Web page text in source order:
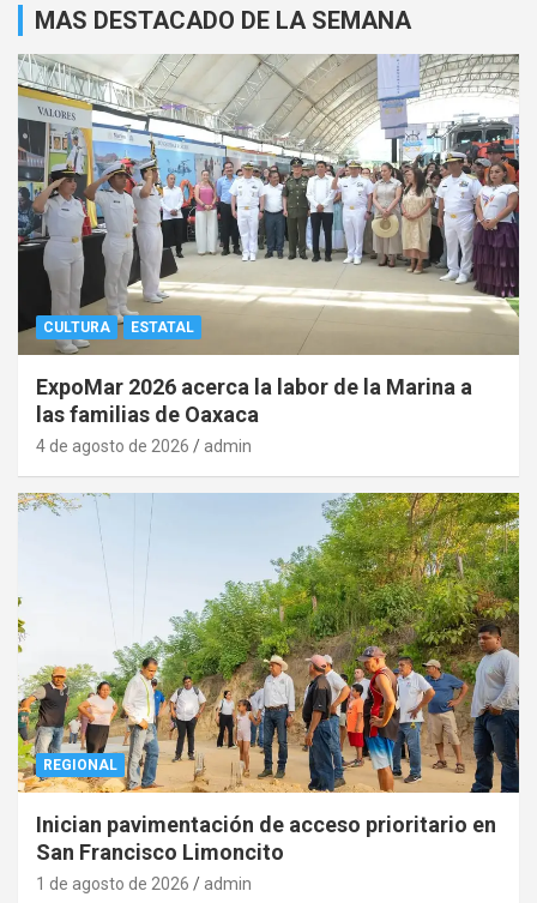
MAS DESTACADO DE LA SEMANA
CULTURA ESTATAL
ExpoMar 2026 acerca la labor de la Marina a
las familias de Oaxaca
4 de agosto de 2026 admin
REGIONAL
Inician pavimentación de acceso prioritario en
San Francisco Limoncito
1 de agosto de 2026 admin